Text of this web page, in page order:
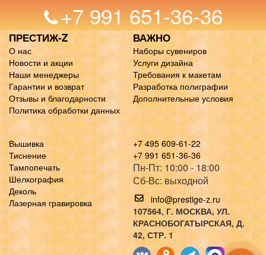
+7 991 651-36-36
ПРЕСТИЖ-Z
О нас
Новости и акции
Наши менеджеры
Гарантии и возврат
Отзывы и благодарности
Политика обработки данных
ВАЖНО
Наборы сувениров
Услуги дизайна
Требования к макетам
Разработка полиграфии
Дополнительные условия
Вышивка
Тиснение
Тампопечать
Шелкография
Деколь
Лазерная гравировка
+7 495 609-61-22
+7 991 651-36-36
Пн-Пт: 10:00 - 18:00
Сб-Вс: выходной
info@prestige-z.ru
107564, Г. МОСКВА, УЛ.
КРАСНОБОГАТЫРСКАЯ, Д.
42, СТР. 1